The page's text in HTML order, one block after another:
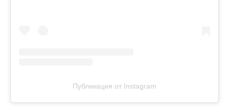
Публикация от Instagram